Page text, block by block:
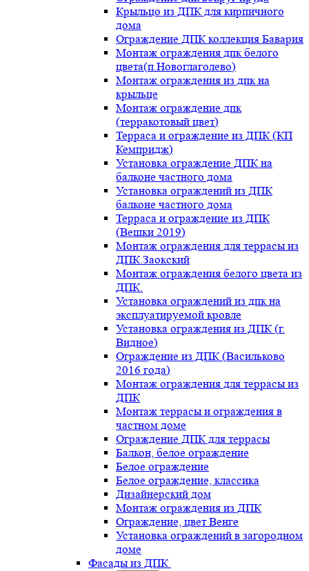
Крыльцо из ДПК для кирпичного
дома
Ограждение ДПК коллекция Бавария
Монтаж ограждения дпк белого
цвета(п.Новоглаголево)
Монтаж ограждения из дпк на
крыльце
Монтаж ограждение дпк
(терракотовый цвет)
Терраса и ограждение из ДПК (КП
Кемпридж)
Установка ограждение ДПК на
балконе частного дома
Установка ограждений из ДПК
балконе частного дома
Терраса и ограждение из ДПК
(Вешки 2019)
Монтаж ограждения для террасы из
ДПК.Заокский
Монтаж ограждения белого цвета из
ДПК.
Установка ограждений из дпк на
эксплуатируемой кровле
Установка ограждения из ДПК (г.
Видное)
Ограждение из ДПК (Васильково
2016 года)
Монтаж ограждения для террасы из
ДПК
Монтаж террасы и ограждения в
частном доме
Ограждение ДПК для террасы
Балкон, белое ограждение
Белое ограждение
Белое ограждение, классика
Дизайнерский дом
Монтаж ограждения из ДПК
Ограждение, цвет Венге
Установка ограждений в загородном
доме
Фасады из ДПК